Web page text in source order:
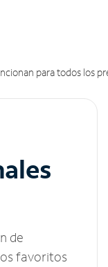
para todos los
de
favoritos